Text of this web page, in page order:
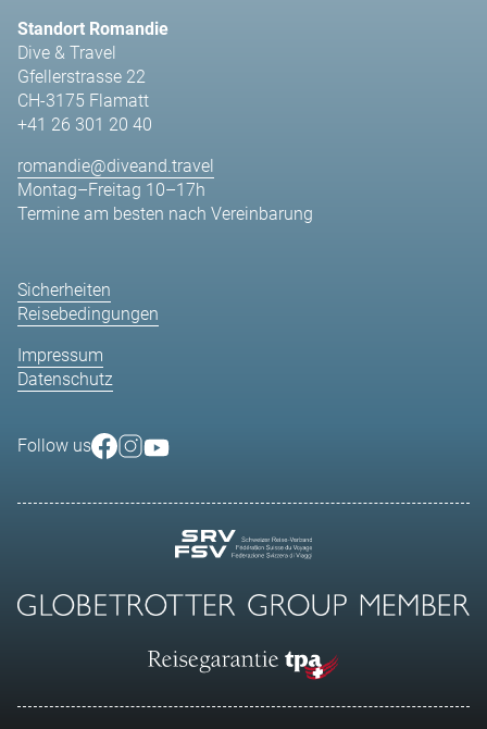
Standort Romandie
Dive & Travel
Gfellerstrasse 22
CH-3175 Flamatt
+41 26 301 20 40
romandie@diveand.travel
Montag–Freitag 10–17h
Termine am besten nach Vereinbarung
Sicherheiten
Reisebedingungen
Impressum
Datenschutz
Follow us